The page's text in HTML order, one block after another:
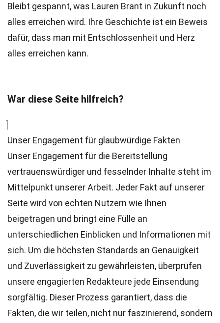
Bleibt gespannt, was Lauren Brant in Zukunft noch
alles erreichen wird. Ihre Geschichte ist ein Beweis
dafür, dass man mit Entschlossenheit und Herz
alles erreichen kann.
War diese Seite hilfreich?
Unser Engagement für glaubwürdige Fakten
Unser Engagement für die Bereitstellung
vertrauenswürdiger und fesselnder Inhalte steht im
Mittelpunkt unserer Arbeit. Jeder Fakt auf unserer
Seite wird von echten Nutzern wie Ihnen
beigetragen und bringt eine Fülle an
unterschiedlichen Einblicken und Informationen mit
sich. Um die höchsten Standards an Genauigkeit
und Zuverlässigkeit zu gewährleisten, überprüfen
unsere engagierten Redakteure jede Einsendung
sorgfältig. Dieser Prozess garantiert, dass die
Fakten, die wir teilen, nicht nur faszinierend, sondern